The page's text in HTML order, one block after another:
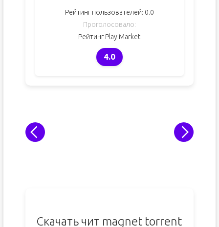
Рейтинг пользователей: 0.0
Проголосовало:
Рейтинг Play Market
4.0
Скачать чит magnet torrent